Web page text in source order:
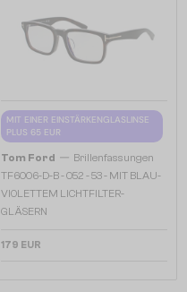
MIT EINER EINSTÄRKENGLASLINSE
PLUS 65 EUR
Tom Ford — Brillenfassungen
TF6006-D-B - 052 - 53 - MIT BLAU-
VIOLETTEM LICHTFILTER-
GLÄSERN
179 EUR